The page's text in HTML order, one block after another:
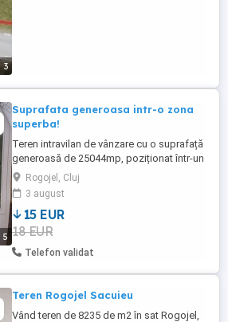
3
5
Suprafata generoasa intr-o zona
superba!
Teren intravilan de vânzare cu o suprafață
generoasă de 25044mp, poziționat într-un
cadru natural de excepție ,pretabil pentru
o dezvoltare turistică de tip Pensiune
,activități agroturistice ,etc. Pozitionarea
acestuia se află în frumoasă zonă Rogojel
aflata la 60 km distanță de Cluj .
Proprietatea ...
Rogojel, Cluj
3 august
15 EUR
18 EUR
Telefon validat
Teren Rogojel Sacuieu
Vând teren de 8235 de m2 în sat Rogojel,